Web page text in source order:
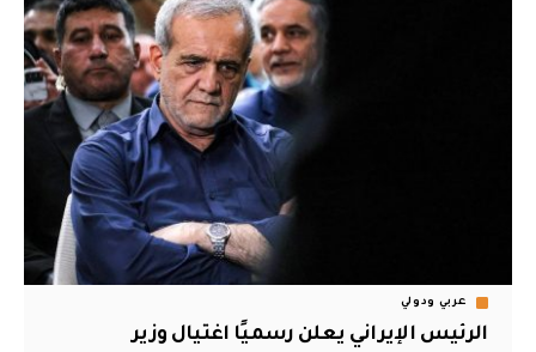
عربي ودولي
الرئيس الإيراني يعلن رسميًا اغتيال وزير